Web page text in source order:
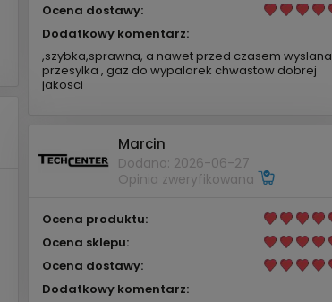
Ocena dostawy:
Dodatkowy komentarz:
,szybka,sprawna, a nawet przed czasem wyslana
przesylka , gaz do wypalarek chwastow dobrej
jakosci
Marcin
Dodano: 2026-06-27
Opinia zweryfikowana
Ocena produktu:
Ocena sklepu:
Ocena dostawy:
Dodatkowy komentarz: